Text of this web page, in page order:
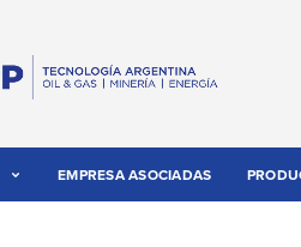
EMPRESA ASOCIADAS